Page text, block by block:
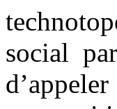
social
d’appeler